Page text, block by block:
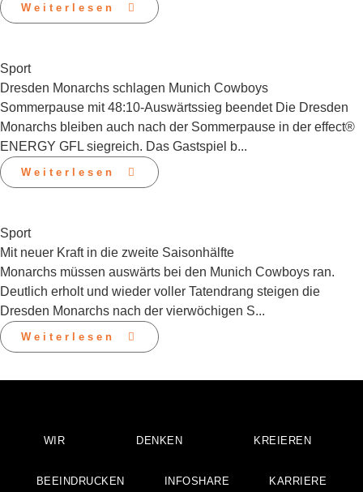
Weiterlesen
Sport
Dresden Monarchs schlagen Munich Cowboys
Sommerpause mit 48:10-Auswärtssieg beendet Die Dresden
Monarchs bleiben auch nach der Sommerpause in der effect®
ENERGY GFL siegreich. Das Gastspiel b...
Weiterlesen
Sport
Mit neuer Kraft in die zweite Saisonhälfte
Monarchs müssen auswärts bei den Munich Cowboys ran.
Deutlich erholt und wieder voller Tatendrang steigen die
Dresden Monarchs nach der vierwöchigen S...
Weiterlesen
WIR DENKEN KREIEREN
BEEINDRUCKEN INFOSHARE KARRIERE